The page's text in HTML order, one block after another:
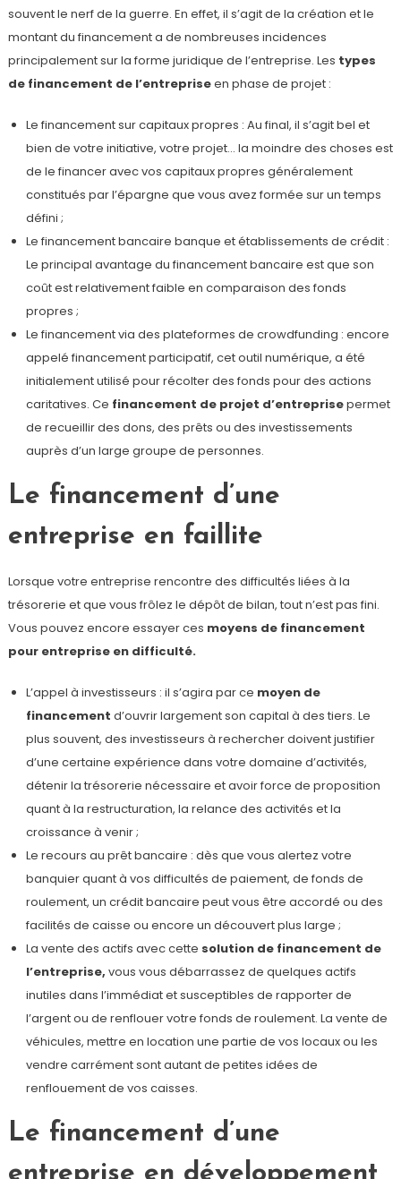
souvent le nerf de la guerre. En effet, il s’agit de la création et le
montant du financement a de nombreuses incidences
principalement sur la forme juridique de l’entreprise. Les types
de financement de l’entrepriseen phase de projet :
Le financement sur capitaux propres : Au final, il s’agit bel et
bien de votre initiative, votre projet… la moindre des choses est
de le financer avec vos capitaux propres généralement
constitués par l’épargne que vous avez formée sur un temps
défini ;
Le financement bancaire banque et établissements de crédit :
Le principal avantage du financement bancaire est que son
coût est relativement faible en comparaison des fonds
propres ;
Le financement via des plateformes de crowdfunding : encore
appelé financement participatif, cet outil numérique, a été
initialement utilisé pour récolter des fonds pour des actions
caritatives. Ce financement de projet d’entreprisepermet
de recueillir des dons, des prêts ou des investissements
auprès d’un large groupe de personnes.
Le financement d’une
entreprise en faillite
Lorsque votre entreprise rencontre des difficultés liées à la
trésorerie et que vous frôlez le dépôt de bilan, tout n’est pas fini.
Vous pouvez encore essayer ces moyens de financement
pour entreprise en difficulté.
L’appel à investisseurs : il s’agira par ce moyen de
financement d’ouvrir largement son capital à des tiers. Le
plus souvent, des investisseurs à rechercher doivent justifier
d’une certaine expérience dans votre domaine d’activités,
détenir la trésorerie nécessaire et avoir force de proposition
quant à la restructuration, la relance des activités et la
croissance à venir ;
Le recours au prêt bancaire : dès que vous alertez votre
banquier quant à vos difficultés de paiement, de fonds de
roulement, un crédit bancaire peut vous être accordé ou des
facilités de caisse ou encore un découvert plus large ;
La vente des actifs avec cette solution de financement de
l’entreprise, vous vous débarrassez de quelques actifs
inutiles dans l’immédiat et susceptibles de rapporter de
l’argent ou de renflouer votre fonds de roulement. La vente de
véhicules, mettre en location une partie de vos locaux ou les
vendre carrément sont autant de petites idées de
renflouement de vos caisses.
Le financement d’une